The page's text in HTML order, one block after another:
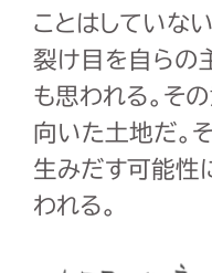
ことはしていな
裂け目を自らの
も思われる。そ
向いた土地だ。
生みだす可能性
われる。